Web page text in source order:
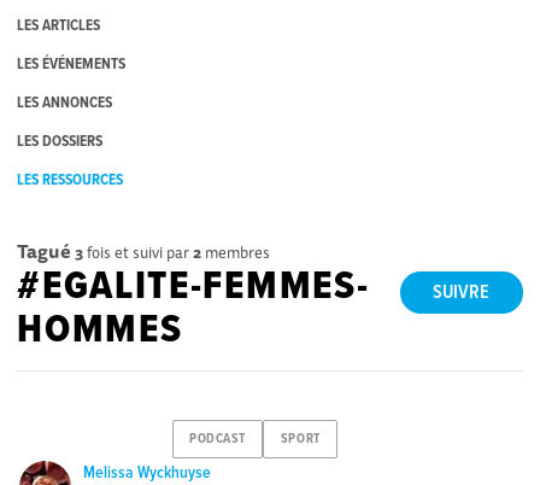
LES ARTICLES
LES ÉVÉNEMENTS
LES ANNONCES
LES DOSSIERS
LES RESSOURCES
Tagué 3fois et suivi par2 membres
SUIVRE
#EGALITE-FEMMES-
HOMMES
PODCAST SPORT
Melissa Wyckhuyse